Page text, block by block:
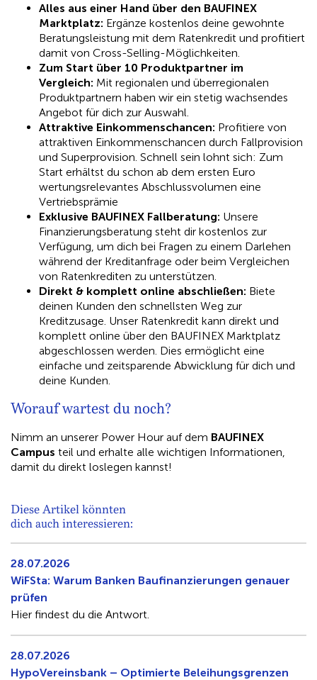
Alles aus einer Hand über den BAUFINEX
Marktplatz: Ergänze kostenlos deine gewohnte
Beratungsleistung mit dem Ratenkredit und profitiert
damit von Cross-Selling-Möglichkeiten.
Zum Start über 10 Produktpartner im
Vergleich: Mit regionalen und überregionalen
Produktpartnern haben wir ein stetig wachsendes
Angebot für dich zur Auswahl.
Attraktive Einkommenschancen: Profitiere von
attraktiven Einkommenschancen durch Fallprovision
und Superprovision. Schnell sein lohnt sich: Zum
Start erhältst du schon ab dem ersten Euro
wertungsrelevantes Abschlussvolumen eine
Vertriebsprämie
Exklusive BAUFINEX Fallberatung: Unsere
Finanzierungsberatung steht dir kostenlos zur
Verfügung, um dich bei Fragen zu einem Darlehen
während der Kreditanfrage oder beim Vergleichen
von Ratenkrediten zu unterstützen.
Direkt & komplett online abschließen: Biete
deinen Kunden den schnellsten Weg zur
Kreditzusage. Unser Ratenkredit kann direkt und
komplett online über den BAUFINEX Marktplatz
abgeschlossen werden. Dies ermöglicht eine
einfache und zeitsparende Abwicklung für dich und
deine Kunden.
Worauf wartest du noch?​
Nimm an unserer Power Hour auf dem BAUFINEX
Campus teil und erhalte alle wichtigen Informationen,
damit du direkt loslegen kannst!
Diese Artikel könnten
dich auch interessieren:
28.07.2026
WiFSta: Warum Banken Baufinanzierungen genauer
prüfen
Hier findest du die Antwort.
28.07.2026
HypoVereinsbank – Optimierte Beleihungsgrenzen